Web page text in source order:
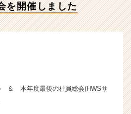
を開催しました
＆ 本年度最後の社員総会(HWSサ